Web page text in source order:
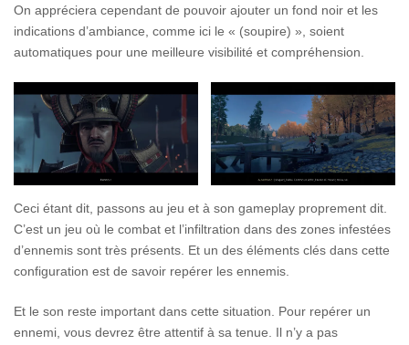
On appréciera cependant de pouvoir ajouter un fond noir et les
indications d’ambiance, comme ici le « (soupire) », soient
automatiques pour une meilleure visibilité et compréhension.
Ceci étant dit, passons au jeu et à son gameplay proprement dit.
C’est un jeu où le combat et l’infiltration dans des zones infestées
d’ennemis sont très présents. Et un des éléments clés dans cette
configuration est de savoir repérer les ennemis.
Et le son reste important dans cette situation. Pour repérer un
ennemi, vous devrez être attentif à sa tenue. Il n’y a pas